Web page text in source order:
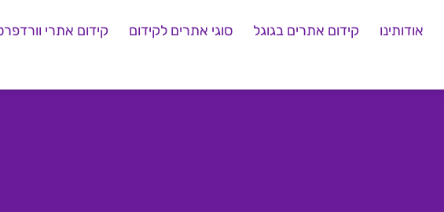
אודותינו קידום אתרים בגוגל סוגי אתרים לקידום קידום אתרי